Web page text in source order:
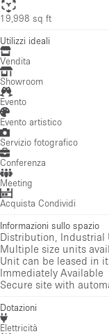
19,998 sq ft
Utilizzi ideali
Vendita
Showroom
Evento
Evento artistico
Servizio fotografico
Conferenza
Meeting
Acquista Condividi
Informazioni sullo spazio
Distribution, Industrial
Multiple size units
Unit can be leased in
Immediately Available
Secure site with
Dotazioni
Elettricità